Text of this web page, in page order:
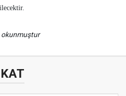
okunmuştur